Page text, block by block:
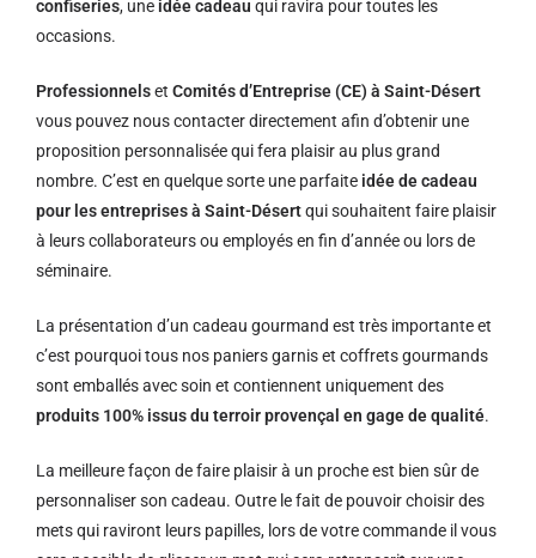
confiseries, une idée cadeau qui ravira pour toutes les
occasions.
Professionnelset Comités d’Entreprise (CE) à Saint-Désert
vous pouvez nous contacter directement afin d’obtenir une
proposition personnalisée qui fera plaisir au plus grand
nombre. C’est en quelque sorte une parfaite idée de cadeau
pour les entreprises à Saint-Désertqui souhaitent faire plaisir
à leurs collaborateurs ou employés en fin d’année ou lors de
séminaire.
La présentation d’un cadeau gourmand est très importante et
c’est pourquoi tous nos paniers garnis et coffrets gourmands
sont emballés avec soin et contiennent uniquement des
produits 100% issus du terroir provençal en gage de qualité.
La meilleure façon de faire plaisir à un proche est bien sûr de
personnaliser son cadeau. Outre le fait de pouvoir choisir des
mets qui raviront leurs papilles, lors de votre commande il vous